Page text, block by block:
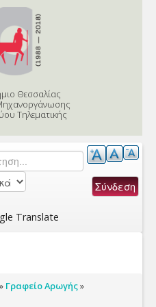
Θεσσαλίας
Τηλεματικής
Translate
» Γραφείο Αρωγής»